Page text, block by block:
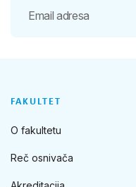
FAKULTET
O fakultetu
Reč osnivača